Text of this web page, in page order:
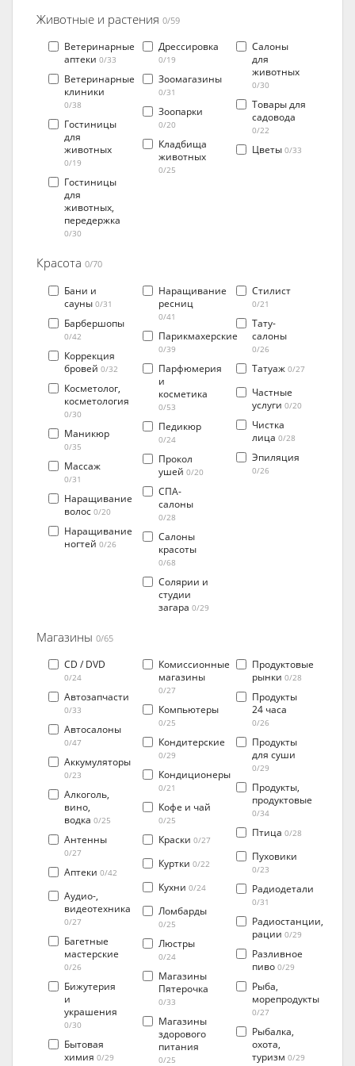
Животные и растения 0/59
Ветеринарные
аптеки 0/33
Ветеринарные
клиники
0/38
Гостиницы
для
животных
0/19
Гостиницы
для
животных,
передержка
0/30
Дрессировка
0/19
Зоомагазины
0/31
Зоопарки
0/20
Кладбища
животных
0/25
Салоны
для
животных
0/30
Товары для
садовода
0/22
Цветы0/33
Красота 0/70
Бани и
сауны 0/31
Барбершопы
0/42
Коррекция
бровей 0/32
Косметолог,
косметология
0/30
Маникюр
0/35
Массаж
0/31
Наращивание
волос 0/20
Наращивание
ногтей 0/26
Наращивание
ресниц
0/41
Парикмахерские
0/39
Парфюмерия
и
косметика
0/53
Педикюр
0/24
Прокол
ушей 0/20
СПА-
салоны
0/28
Салоны
красоты
0/68
Солярии и
студии
загара 0/29
Стилист
0/21
Тату-
салоны
0/26
Татуаж0/27
Частные
услуги0/20
Чистка
лица0/28
Эпиляция
0/26
Магазины 0/65
CD / DVD
0/24
Автозапчасти
0/33
Автосалоны
0/47
Аккумуляторы
0/23
Алкоголь,
вино,
водка 0/25
Антенны
0/27
Аптеки 0/42
Аудио-,
видеотехника
0/27
Багетные
мастерские
0/26
Бижутерия
и
украшения
0/30
Бытовая
химия 0/29
Комиссионные
магазины
0/27
Компьютеры
0/25
Кондитерские
0/29
Кондиционеры
0/21
Кофе и чай
0/25
Краски 0/27
Куртки 0/22
Кухни 0/24
Ломбарды
0/25
Люстры
0/24
Магазины
Пятерочка
0/33
Магазины
здорового
питания
0/25
Продуктовые
рынки0/28
Продукты
24 часа
0/26
Продукты
для суши
0/29
Продукты,
продуктовые
0/34
Птица0/28
Пуховики
0/23
Радиодетали
0/31
Радиостанции,
рации0/29
Разливное
пиво0/29
Рыба,
морепродукты
0/27
Рыбалка,
охота,
туризм0/29